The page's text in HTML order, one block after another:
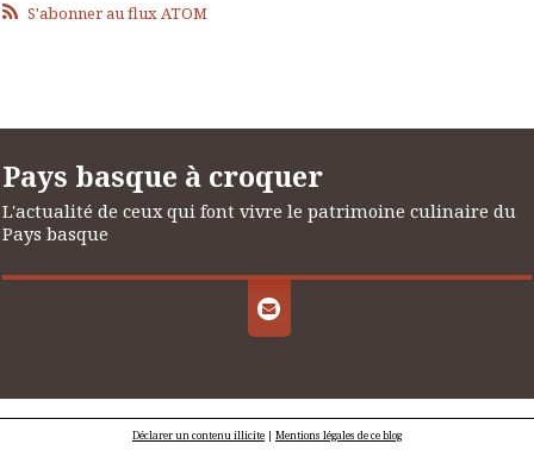
S'abonner au flux ATOM
Pays basque à croquer
L'actualité de ceux qui font vivre le patrimoine culinaire du
Pays basque
Déclarer un contenu illicite Mentions légales de ce blog